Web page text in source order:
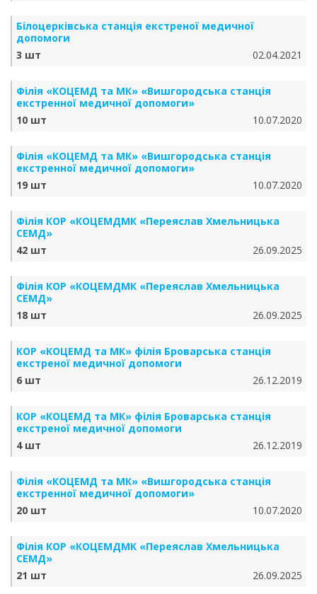
Білоцерківська станція екстреної медичної
допомоги
3 шт
02.04.2021
Філія «КОЦЕМД та МК» «Вишгородська станція
екстренної медичної допомоги»
10 шт
10.07.2020
Філія «КОЦЕМД та МК» «Вишгородська станція
екстренної медичної допомоги»
19 шт
10.07.2020
Філія КОР «КОЦЕМДМК «Переяслав Хмельницька
СЕМД»
42 шт
26.09.2025
Філія КОР «КОЦЕМДМК «Переяслав Хмельницька
СЕМД»
18 шт
26.09.2025
КОР «КОЦЕМД та МК» філія Броварська станція
екстреної медичної допомоги
6 шт
26.12.2019
КОР «КОЦЕМД та МК» філія Броварська станція
екстреної медичної допомоги
4 шт
26.12.2019
Філія «КОЦЕМД та МК» «Вишгородська станція
екстренної медичної допомоги»
20 шт
10.07.2020
Філія КОР «КОЦЕМДМК «Переяслав Хмельницька
СЕМД»
21 шт
26.09.2025